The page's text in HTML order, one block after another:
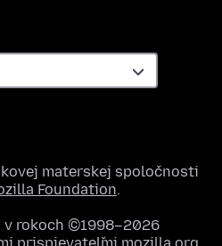
materskej spoločnosti
Foundation.
rokoch ©1998–2026